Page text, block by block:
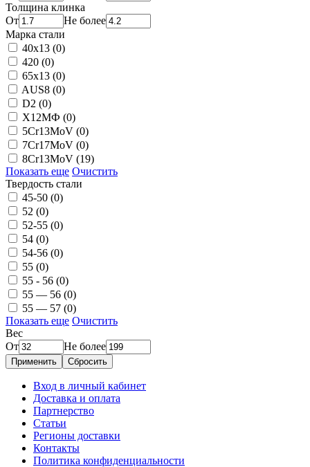
Толщина клинка
От
Не более
Марка стали
40х13 (0)
420 (0)
65х13 (0)
AUS8 (0)
D2 (0)
Х12МФ (0)
5Cr13MoV (0)
7Cr17MoV (0)
8Cr13MoV (19)
Показать еще Очистить
Твердость стали
45-50 (0)
52 (0)
52-55 (0)
54 (0)
54-56 (0)
55 (0)
55 - 56 (0)
55 — 56 (0)
55 — 57 (0)
Показать еще Очистить
Вес
От
Не более
Применить Сбросить
Вход в личный кабинет
Доставка и оплата
Партнерство
Статьи
Регионы доставки
Контакты
Политика конфиденциальности